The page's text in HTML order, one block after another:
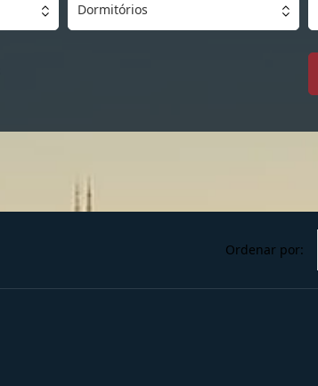
Dormitórios
Ordenar por: